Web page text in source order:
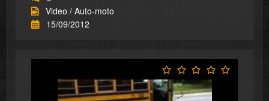
Video / Auto-moto
15/09/2012